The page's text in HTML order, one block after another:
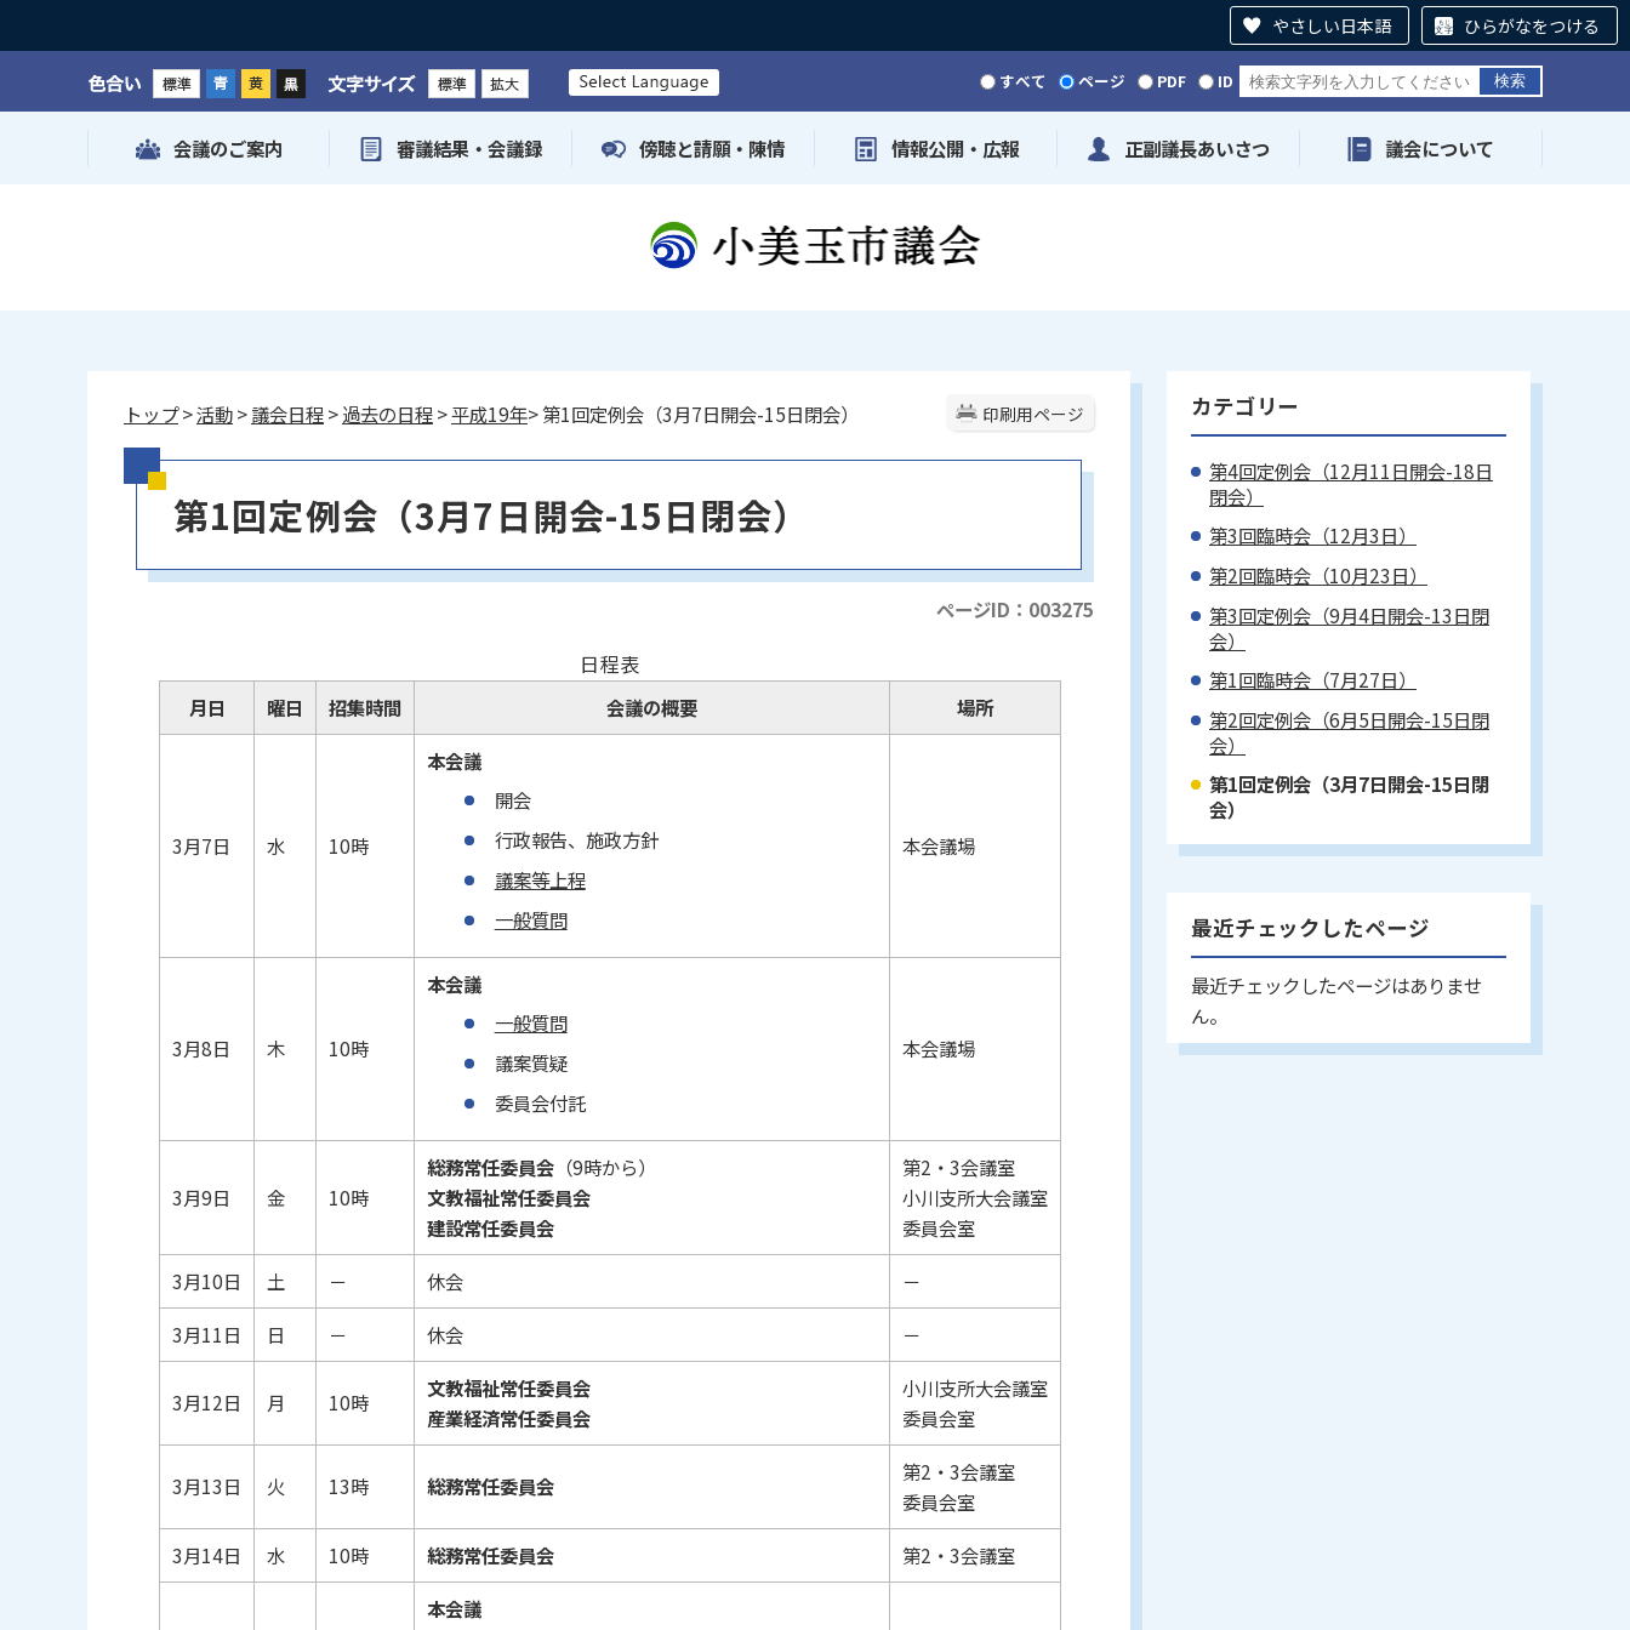
やさしい日本語 ひらがなをつける
色合い 文字サイズ すべて ページ PDF ID
会議のご案内 審議結果・会議録 傍聴と請願・陳情 情報公開・広報 正副議長あいさつ 議会について
印刷用ページ
トップ>活動>議会日程>過去の日程>平成19年> 第1回定例会（3月7日開会-15日閉会）
第1回定例会（3月7日開会-15日閉会）
ページID：003275
日程表
月日 曜日 招集時間 会議の概要 場所
3月7日 水 10時
本会議
開会
行政報告、施政方針
議案等上程
一般質問
本会議場
3月8日 木 10時
本会議
一般質問
議案質疑
委員会付託
本会議場
3月9日 金 10時
総務常任委員会（9時から）
文教福祉常任委員会
建設常任委員会
第2・3会議室
小川支所大会議室
委員会室
3月10日
土 － 休会
－
3月11日
日 － 休会 －
3月12日 月 10時
文教福祉常任委員会
産業経済常任委員会
小川支所大会議室
委員会室
3月13日 火 13時 総務常任委員会
第2・3会議室
委員会室
3月14日
水 10時 総務常任委員会
第2・3会議室
本会議
カテゴリー
第4回定例会（12月11日開会-18日
閉会）
第3回臨時会（12月3日）
第2回臨時会（10月23日）
第3回定例会（9月4日開会-13日閉
会）
第1回臨時会（7月27日）
第2回定例会（6月5日開会-15日閉
会）
第1回定例会（3月7日開会-15日閉
会）
最近チェックしたページ
最近チェックしたページはありませ
ん。